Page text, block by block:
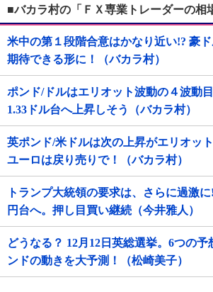
■バカラ村の「ＦＸ専業トレーダーの相
米中の第１段階合意はかなり近い!? 豪
期待できる形に！（バカラ村）
ポンド/ドルはエリオット波動の４波動
1.33ドル台へ上昇しそう（バカラ村）
英ポンド/米ドルは次の上昇がエリオッ
ユーロは戻り売りで！（バカラ村）
トランプ大統領の要求は、さらに過激
円台へ。押し目買い継続（今井雅人）
どうなる？ 12月12日英総選挙。6つの
ンドの動きを大予測！（松崎美子）